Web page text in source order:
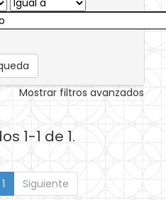
Mostrar filtros avanzados
1-1 de 1.
1 Siguiente